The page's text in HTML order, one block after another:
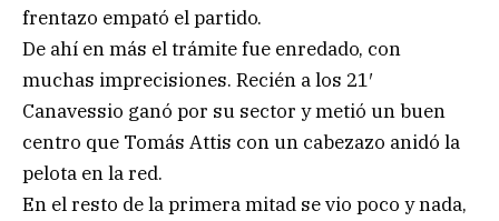
frentazo empató el partido.
De ahí en más el trámite fue enredado, con
muchas imprecisiones. Recién a los 21′
Canavessio ganó por su sector y metió un buen
centro que Tomás Attis con un cabezazo anidó la
pelota en la red.
En el resto de la primera mitad se vio poco y nada,